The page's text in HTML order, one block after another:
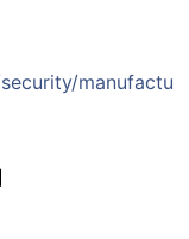
manufactu